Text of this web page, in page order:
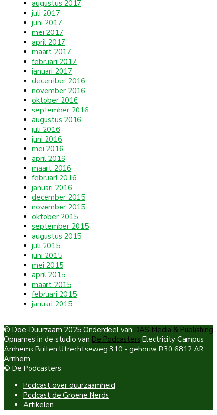
augustus 2017
juli 2017
juni 2017
mei 2017
april 2017
maart 2017
februari 2017
januari 2017
december 2016
november 2016
oktober 2016
september 2016
augustus 2016
juli 2016
juni 2016
mei 2016
april 2016
maart 2016
februari 2016
januari 2016
december 2015
november 2015
oktober 2015
september 2015
augustus 2015
juli 2015
juni 2015
mei 2015
april 2015
maart 2015
februari 2015
januari 2015
© Doe-Duurzaam 2025 Onderdeel van DAS Media & Publishing
Opnames in de studio van De Podcasters Electricity Campus
Arnhems Buiten Utrechtseweg 310 - gebouw B30 6812 AR
Arnhem
© De Podcasters
Podcast over duurzaamheid
Podcast de Groene Nerds
Artikelen